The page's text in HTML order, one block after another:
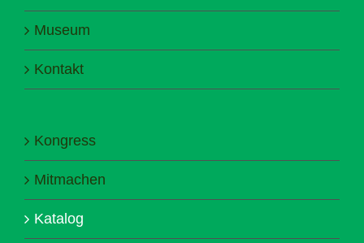
Museum
Kontakt
Kongress
Mitmachen
Katalog